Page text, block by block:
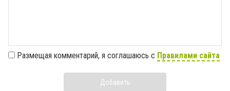
Размещая комментарий, я соглашаюсь с Правилами сайта
Добавить